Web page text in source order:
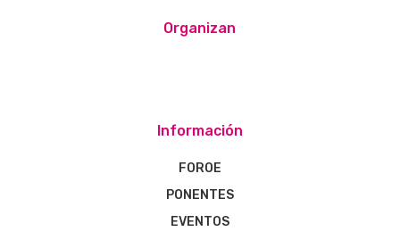
Organizan
Información
FOROE
PONENTES
EVENTOS